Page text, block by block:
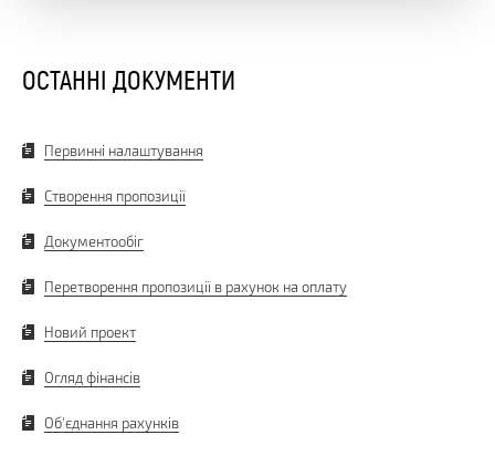
ОСТАННІ ДОКУМЕНТИ
Первинні налаштування
Створення пропозиції
Документообіг
Перетворення пропозиції в рахунок на оплату
Новий проект
Огляд фінансів
Об'єднання рахунків